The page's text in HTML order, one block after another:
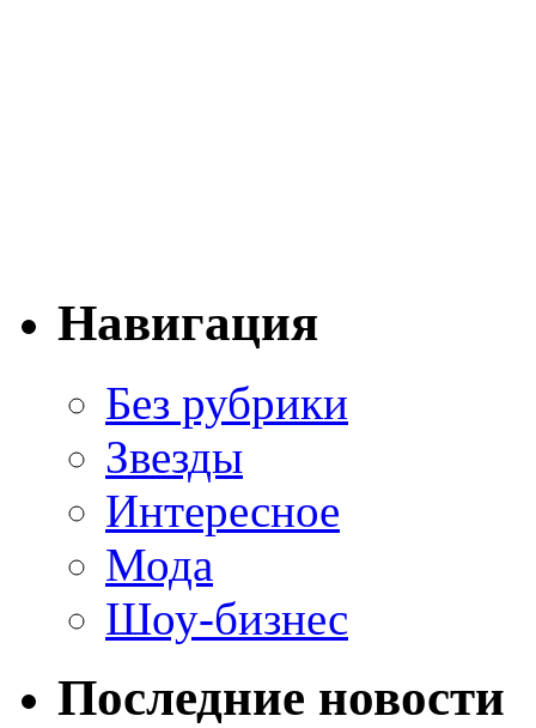
Навигация
Без рубрики
Звезды
Интересное
Мода
Шоу-бизнес
Последние новости